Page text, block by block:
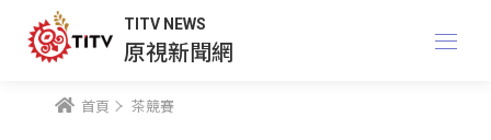
TITV NEWS
原視新聞網
首頁 茶競賽